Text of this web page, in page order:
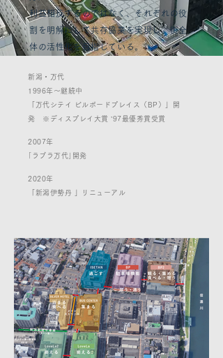
利益相反するのではなく、それぞれの役
割を明解にして共存協業を実現し、街全
体の活性化を目指している。
新潟・万代
1996年〜継続中
「万代シテイ ビルボードプレイス（BP）」開
発 ※ディスプレイ大賞 ’97最優秀賞受賞
2007年
｢ラブラ万代｣開発
2020年
「新潟伊勢丹 」リニューアル